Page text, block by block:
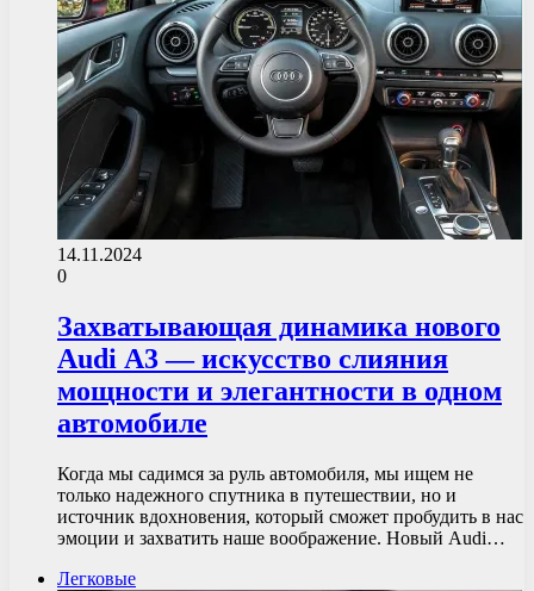
14.11.2024
0
Захватывающая динамика нового
Audi А3 — искусство слияния
мощности и элегантности в одном
автомобиле
Когда мы садимся за руль автомобиля, мы ищем не
только надежного спутника в путешествии, но и
источник вдохновения, который сможет пробудить в нас
эмоции и захватить наше воображение. Новый Audi…
Легковые